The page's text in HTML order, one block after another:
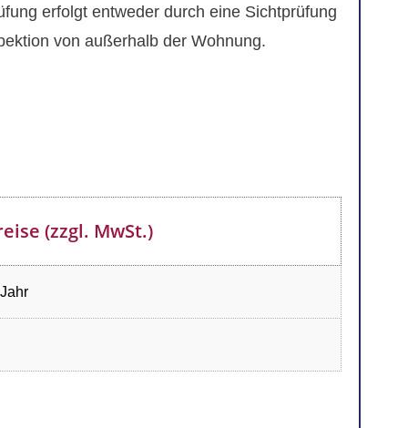
erfolgt entweder durch eine Sichtprüfung
von außerhalb der Wohnung.
(zzgl. MwSt.)